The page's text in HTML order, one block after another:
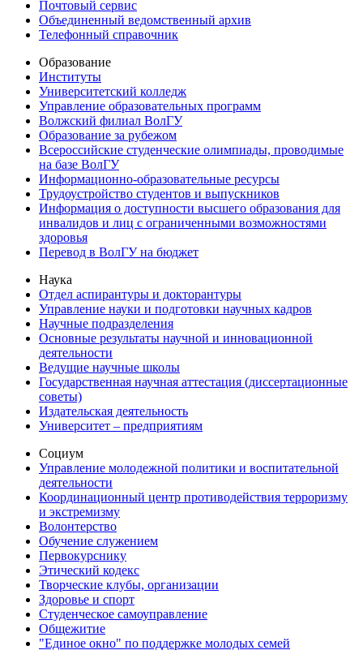
Почтовый сервис
Объединенный ведомственный архив
Телефонный справочник
Образование
Институты
Университетский колледж
Управление образовательных программ
Волжский филиал ВолГУ
Образование за рубежом
Всероссийские студенческие олимпиады, проводимые
на базе ВолГУ
Информационно-образовательные ресурсы
Трудоустройство студентов и выпускников
Информация о доступности высшего образования для
инвалидов и лиц с ограниченными возможностями
здоровья
Перевод в ВолГУ на бюджет
Наука
Отдел аспирантуры и докторантуры
Управление науки и подготовки научных кадров
Научные подразделения
Основные результаты научной и инновационной
деятельности
Ведущие научные школы
Государственная научная аттестация (диссертационные
советы)
Издательская деятельность
Университет – предприятиям
Социум
Управление молодежной политики и воспитательной
деятельности
Координационный центр противодействия терроризму
и экстремизму
Волонтерство
Обучение служением
Первокурснику
Этический кодекс
Творческие клубы, организации
Здоровье и спорт
Студенческое самоуправление
Общежитие
"Единое окно" по поддержке молодых семей